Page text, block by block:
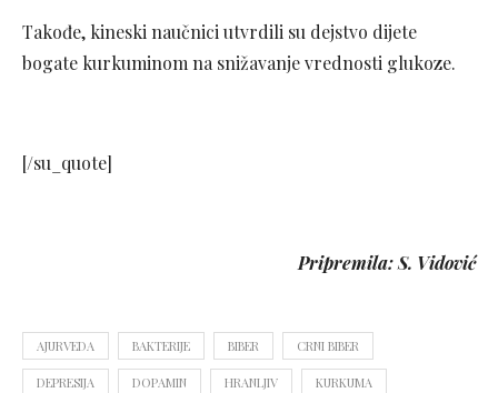
Takođe, kineski naučnici utvrdili su dejstvo dijete
bogate kurkuminom na snižavanje vrednosti glukoze.
[/su_quote]
Pripremila: S. Vidović
AJURVEDA BAKTERIJE BIBER CRNI BIBER
DEPRESIJA DOPAMIN HRANLJIV KURKUMA